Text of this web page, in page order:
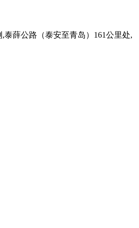
薛公路（泰安至青岛）161公里处,